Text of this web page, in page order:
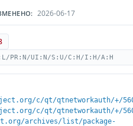
2026-06-17
PR:N/UI:N/S:U/C:H/I:H/A:H
c/qt/qtnetworkauth/+/
c/qt/qtnetworkauth/+/
archives/list/package-